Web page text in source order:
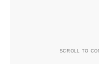
SCROLL TO